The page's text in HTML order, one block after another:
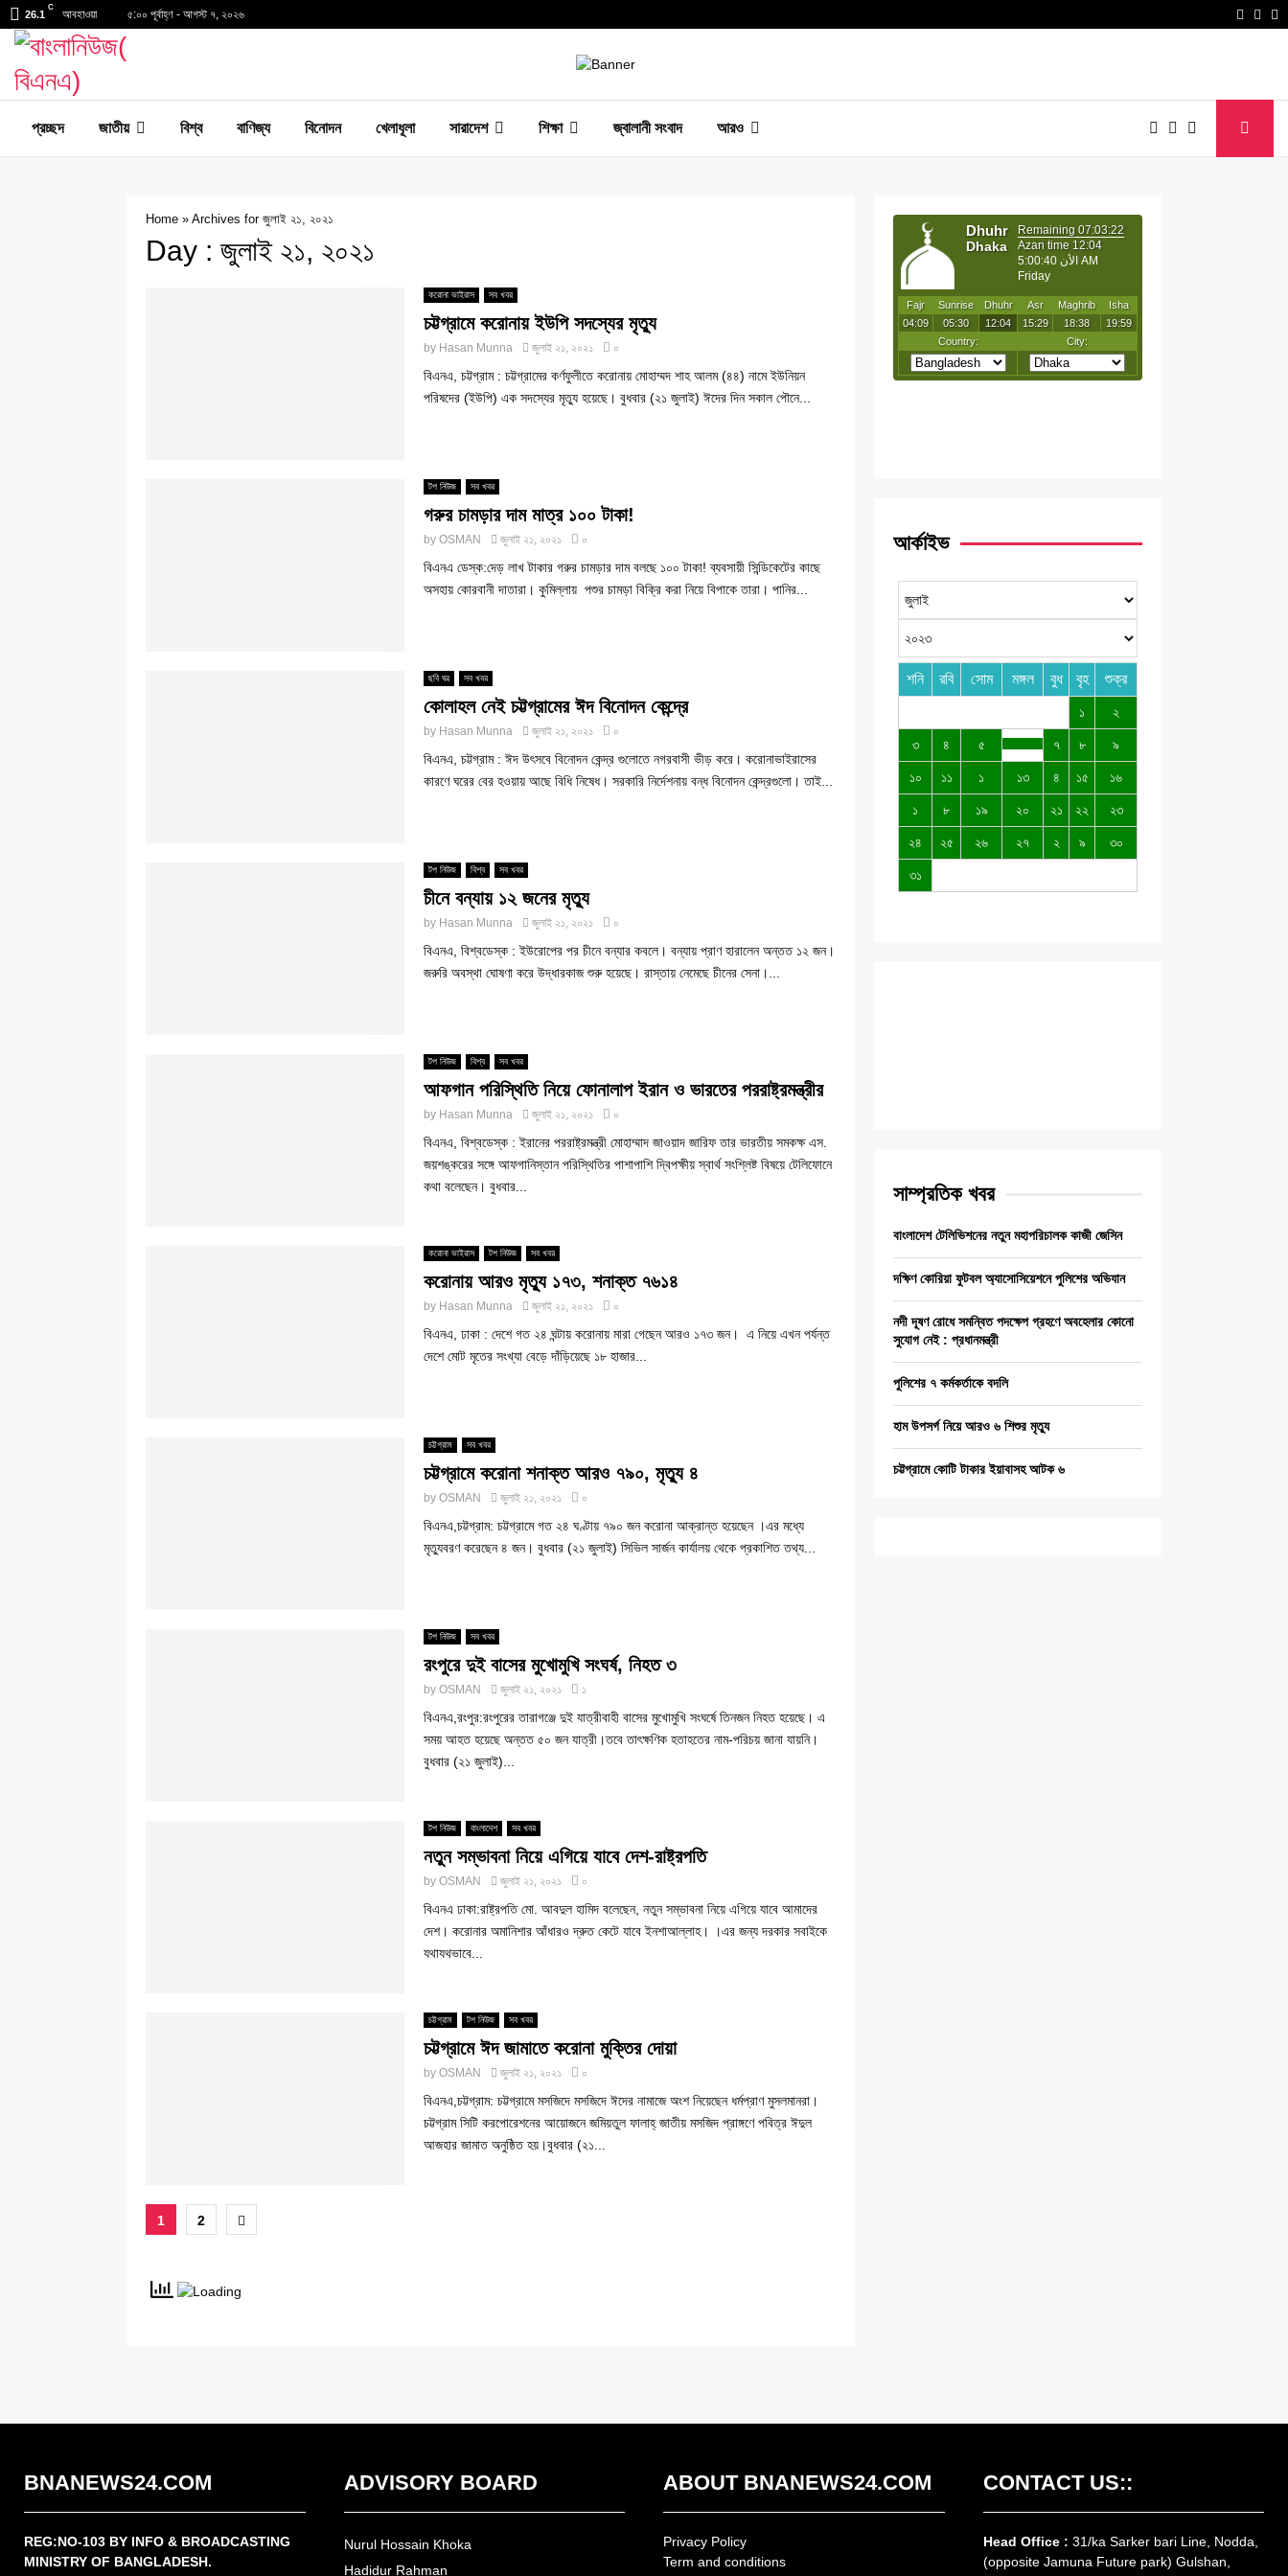
26.1
C
আবহাওয়া ৫:০০ পূর্বাহ্ণ - আগস্ট ৭, ২০২৬
প্রচ্ছদ জাতীয় বিশ্ব বাণিজ্য বিনোদন খেলাধূলা সারাদেশ শিক্ষা জ্বালানী সংবাদ আরও
Home » Archives for জুলাই ২১, ২০২১
Day : জুলাই ২১, ২০২১
করোনা ভাইরাস সব খবর
চট্টগ্রামে করোনায় ইউপি সদস্যের মৃত্যু
by Hasan Munna জুলাই ২১, ২০২১ ০
বিএনএ, চট্টগ্রাম : চট্টগ্রামের কর্ণফুলীতে করোনায় মোহাম্মদ শাহ আলম (৪৪) নামে ইউনিয়ন
পরিষদের (ইউপি) এক সদস্যের মৃত্যু হয়েছে। বুধবার (২১ জুলাই) ঈদের দিন সকাল পৌনে...
টপ নিউজ সব খবর
গরুর চামড়ার দাম মাত্র ১০০ টাকা!
by OSMAN জুলাই ২১, ২০২১ ০
বিএনএ ডেস্ক:দেড় লাখ টাকার গরুর চামড়ার দাম বলছে ১০০ টাকা! ব্যবসায়ী সিন্ডিকেটের কাছে
অসহায় কোরবানী দাতারা। কুমিল্লায় পশুর চামড়া বিক্রি করা নিয়ে বিপাকে তারা। পানির...
ছবি ঘর সব খবর
কোলাহল নেই চট্টগ্রামের ঈদ বিনোদন কেন্দ্রে
by Hasan Munna জুলাই ২১, ২০২১ ০
বিএনএ, চট্টগ্রাম : ঈদ উৎসবে বিনোদন কেন্দ্র গুলোতে নগরবাসী ভীড় করে। করোনাভাইরাসের
কারণে ঘরের বের হওয়ায় আছে বিধি নিষেধ। সরকারি নির্দেশনায় বন্ধ বিনোদন কেন্দ্রগুলো। তাই...
টপ নিউজ বিশ্ব সব খবর
চীনে বন্যায় ১২ জনের মৃত্যু
by Hasan Munna জুলাই ২১, ২০২১ ০
বিএনএ, বিশ্বডেস্ক : ইউরোপের পর চীনে বন্যার কবলে। বন্যায় প্রাণ হারালেন অন্তত ১২ জন।
জরুরি অবস্থা ঘোষণা করে উদ্ধারকাজ শুরু হয়েছে। রাস্তায় নেমেছে চীনের সেনা।...
টপ নিউজ বিশ্ব সব খবর
আফগান পরিস্থিতি নিয়ে ফোনালাপ ইরান ও ভারতের পররাষ্ট্রমন্ত্রীর
by Hasan Munna জুলাই ২১, ২০২১ ০
বিএনএ, বিশ্বডেস্ক : ইরানের পররাষ্ট্রমন্ত্রী মোহাম্মাদ জাওয়াদ জারিফ তার ভারতীয় সমকক্ষ এস.
জয়শঙ্করের সঙ্গে আফগানিস্তান পরিস্থিতির পাশাপাশি দ্বিপক্ষীয় স্বার্থ সংশ্লিষ্ট বিষয়ে টেলিফোনে
কথা বলেছেন। বুধবার...
করোনা ভাইরাস টপ নিউজ সব খবর
করোনায় আরও মৃত্যু ১৭৩, শনাক্ত ৭৬১৪
by Hasan Munna জুলাই ২১, ২০২১ ০
বিএনএ, ঢাকা : দেশে গত ২৪ ঘন্টায় করোনায় মারা গেছেন আরও ১৭৩ জন। এ নিয়ে এখন পর্যন্ত
দেশে মোট মৃতের সংখ্যা বেড়ে দাঁড়িয়েছে ১৮ হাজার...
চট্টগ্রাম সব খবর
চট্টগ্রামে করোনা শনাক্ত আরও ৭৯০, মৃত্যু ৪
by OSMAN জুলাই ২১, ২০২১ ০
বিএনএ,চট্টগ্রাম: চট্টগ্রামে গত ২৪ ঘণ্টায় ৭৯০ জন করোনা আক্রান্ত হয়েছেন ।এর মধ্যে
মৃত্যুবরণ করেছেন ৪ জন। বুধবার (২১ জুলাই) সিভিল সার্জন কার্যালয় থেকে প্রকাশিত তথ্য...
টপ নিউজ সব খবর
রংপুরে দুই বাসের মুখোমুখি সংঘর্ষ, নিহত ৩
by OSMAN জুলাই ২১, ২০২১ ১
বিএনএ,রংপুর:রংপুরের তারাগঞ্জে দুই যাত্রীবাহী বাসের মুখোমুখি সংঘর্ষে তিনজন নিহত হয়েছে। এ
সময় আহত হয়েছে অন্তত ৫০ জন যাত্রী।তবে তাৎক্ষণিক হতাহতের নাম-পরিচয় জানা যায়নি।
বুধবার (২১ জুলাই)...
টপ নিউজ বাংলাদেশ সব খবর
নতুন সম্ভাবনা নিয়ে এগিয়ে যাবে দেশ-রাষ্ট্রপতি
by OSMAN জুলাই ২১, ২০২১ ০
বিএনএ ঢাকা:রাষ্ট্রপতি মো. আবদুল হামিদ বলেছেন, নতুন সম্ভাবনা নিয়ে এগিয়ে যাবে আমাদের
দেশ। করোনার অমানিশার আঁধারও দ্রুত কেটে যাবে ইনশাআল্লাহ। ।এর জন্য দরকার সবাইকে
যথাযথভাবে...
চট্টগ্রাম টপ নিউজ সব খবর
চট্টগ্রামে ঈদ জামাতে করোনা মুক্তির দোয়া
by OSMAN জুলাই ২১, ২০২১ ০
বিএনএ,চট্টগ্রাম: চট্টগ্রামে মসজিদে মসজিদে ঈদের নামাজে অংশ নিয়েছেন ধর্মপ্রাণ মুসলমানরা।
চট্টগ্রাম সিটি করপোরেশনের আয়োজনে জমিয়তুল ফালাহ্ জাতীয় মসজিদ প্রাঙ্গণে পবিত্র ঈদুল
আজহার জামাত অনুষ্ঠিত হয়।বুধবার (২১...
Posts
1 2
আর্কাইভ
শনি রবি সোম মঙ্গল বুধ বৃহ শুক্র
১ ২
৩ ৪ ৫ ৭ ৮ ৯
১০ ১১ ১ ১৩ ৪ ১৫ ১৬
১ ৮ ১৯ ২০ ২১ ২২ ২৩
২৪ ২৫ ২৬ ২৭ ২ ৯ ৩০
৩১
সাম্প্রতিক খবর
বাংলাদেশ টেলিভিশনের নতুন মহাপরিচালক কাজী জেসিন
দক্ষিণ কোরিয়া ফুটবল অ্যাসোসিয়েশনে পুলিশের অভিযান
নদী দূষণ রোধে সমন্বিত পদক্ষেপ গ্রহণে অবহেলার কোনো
সুযোগ নেই : প্রধানমন্ত্রী
পুলিশের ৭ কর্মকর্তাকে বদলি
হাম উপসর্গ নিয়ে আরও ৬ শিশুর মৃত্যু
চট্টগ্রামে কোটি টাকার ইয়াবাসহ আটক ৬
BNANEWS24.COM
REG:NO-103 BY INFO & BROADCASTING
MINISTRY OF BANGLADESH.
ADVISORY BOARD
Nurul Hossain Khoka
Hadidur Rahman
ABOUT BNANEWS24.COM
Privacy Policy
Term and conditions
CONTACT US::
Head Office : 31/ka Sarker bari Line, Nodda,
(opposite Jamuna Future park) Gulshan,